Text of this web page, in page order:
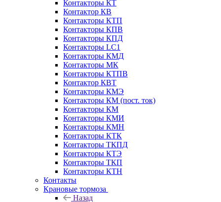
Контакторы КТ
Контактор КВ
Контакторы КТП
Контакторы КПВ
Контакторы КПД
Контакторы LC1
Контакторы КМД
Контакторы МК
Контакторы КТПВ
Контактор КВТ
Контакторы КМЭ
Контакторы КМ (пост. ток)
Контакторы КМ
Контакторы КМИ
Контакторы КМН
Контакторы КТК
Контакторы ТКПД
Контакторы КТЭ
Контакторы ТКП
Контакторы КТН
Контакты
Крановые тормоза
Назад